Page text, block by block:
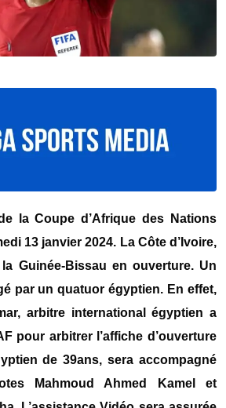
la Coupe d’Afrique des Nations
13 janvier 2024. La Côte d’Ivoire,
Guinée-Bissau en ouverture. Un
par un quatuor égyptien. En effet,
arbitre international égyptien a
pour arbitrer l’affiche d’ouverture
de 39ans, sera accompagné
Mahmoud Ahmed Kamel et